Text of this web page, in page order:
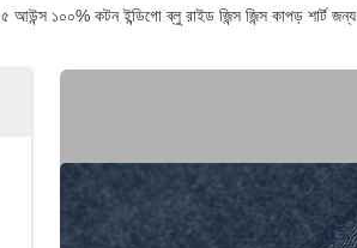
৫ আউন্স ১০০% কটন ইন্ডিগো ব্লু রাইড জিন্স জিন্স কাপড় শার্ট জন্য